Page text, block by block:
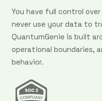
You have full control
never use your data to
QuantumGenie is built
operational boundaries,
behavior.